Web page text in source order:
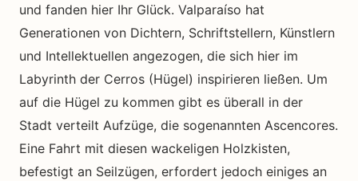
und fanden hier Ihr Glück. Valparaíso hat
Generationen von Dichtern, Schriftstellern, Künstlern
und Intellektuellen angezogen, die sich hier im
Labyrinth der Cerros (Hügel) inspirieren ließen. Um
auf die Hügel zu kommen gibt es überall in der
Stadt verteilt Aufzüge, die sogenannten Ascencores.
Eine Fahrt mit diesen wackeligen Holzkisten,
befestigt an Seilzügen, erfordert jedoch einiges an